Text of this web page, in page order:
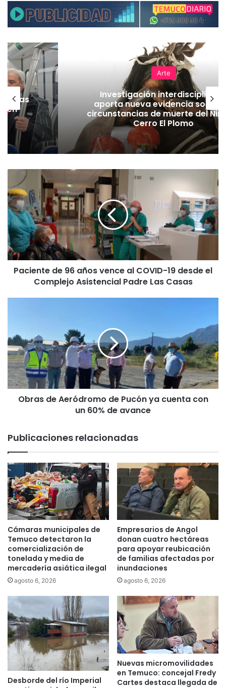
Investigación interdisciplinaria
aporta nueva evidencia sobre las
de muerte del Niño de
Cerro El Plomo
c
i
e
n
t
e
d
v
e
n
c
e
V
I
D
-
1
9
d
e
d
e
e
l
C
p
l
e
j
o
i
Paciente de 96 años vence al COVID-19 desde el
Complejo Asistencial Padre Las Casas
s
d
e
A
e
o
m
o
d
e
P
u
c
ó
n
y
a
c
u
t
a
c
o
n
6
Obras de Aeródromo de Pucón ya cuenta con
un 60% de avance
Publicaciones relacionadas
Cámaras municipales de
Temuco detectaron la
comercialización de
tonelada y media de
mercadería asiática ilegal
agosto 6, 2026
Empresarios de Angol
donan cuatro hectáreas
para apoyar reubicación
de familias afectadas por
inundaciones
agosto 6, 2026
Desborde del río Imperial
Nuevas micromovilidades
en Temuco: concejal Fredy
Cartes destaca llegada de